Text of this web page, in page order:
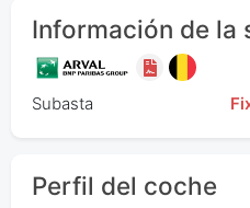
Información de la
Subasta
Perfil del coche